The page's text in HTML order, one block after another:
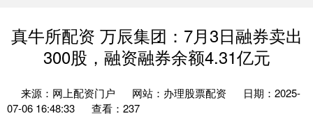
真牛所配资 万辰集团：7月3日融券卖出
300股，融资融券余额4.31亿元
来源：网上配资门户 网站：办理股票配资
日期：2025-
07-06 16:48:33
查看：237